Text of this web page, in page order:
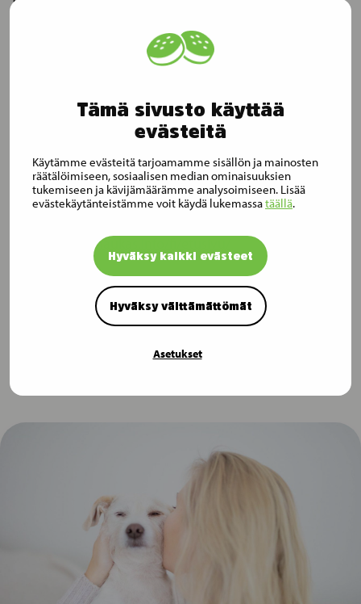
Tämä sivusto käyttää
evästeitä
Käytämme evästeitä tarjoamamme sisällön ja mainosten
räätälöimiseen, sosiaalisen median ominaisuuksien
tukemiseen ja kävijämäärämme analysoimiseen. Lisää
evästekäytänteistämme voit käydä lukemassatäällä.
Hyväksy kaikki evästeet
Hyväksy välttämättömät
Asetukset
ravitsemustiedot on ilmoitettu selkeästi tuotteiden
etiketeissä. Valikoimme valmistajamme ja
Esimerkiksi Maukas-lemmikkiruokamme on valmistettu
ainoastaan suomalaisista ainesosista ilman
säilöntäaineita. Maukas-ruoat on myös valmistettu
Suomessa omilla resepteillämme.
https://www.maukas.info/fi/etusivu/